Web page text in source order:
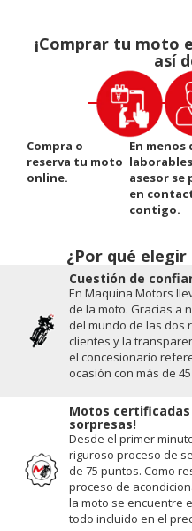
¡Comprar tu moto
así
Compra o
reserva tu moto
online.
En menos
asesor se
en
contigo.
¿Por qué
Cuestión de
En Maquina Motors
de la moto. Gracias a
del mundo de las dos
clientes y la
el concesionario
ocasión con más de
Motos
sorpresas!
Desde el primer
riguroso proceso de
de 75 puntos. Como
proceso de
la moto se encuentre
todo incluido en el